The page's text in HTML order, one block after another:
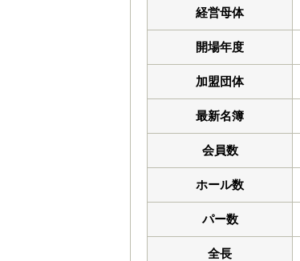
経営母体
開場年度
加盟団体
最新名簿
会員数
ホール数
パー数
全長